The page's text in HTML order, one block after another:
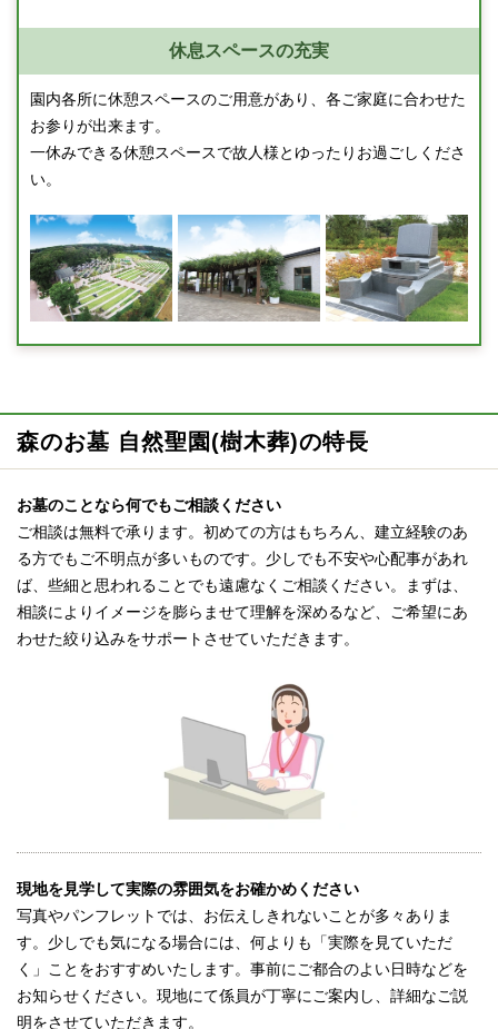
休息スペースの充実
園内各所に休憩スペースのご用意があり、各ご家庭に合わせた
お参りが出来ます。
一休みできる休憩スペースで故人様とゆったりお過ごしくださ
い。
森のお墓 自然聖園(樹木葬)の特長
お墓のことなら何でもご相談ください
ご相談は無料で承ります。初めての方はもちろん、建立経験のあ
る方でもご不明点が多いものです。少しでも不安や心配事があれ
ば、些細と思われることでも遠慮なくご相談ください。まずは、
相談によりイメージを膨らませて理解を深めるなど、ご希望にあ
わせた絞り込みをサポートさせていただきます。
現地を見学して実際の雰囲気をお確かめください
写真やパンフレットでは、お伝えしきれないことが多々ありま
す。少しでも気になる場合には、何よりも「実際を見ていただ
く」ことをおすすめいたします。事前にご都合のよい日時などを
お知らせください。現地にて係員が丁寧にご案内し、詳細なご説
明をさせていただきます。